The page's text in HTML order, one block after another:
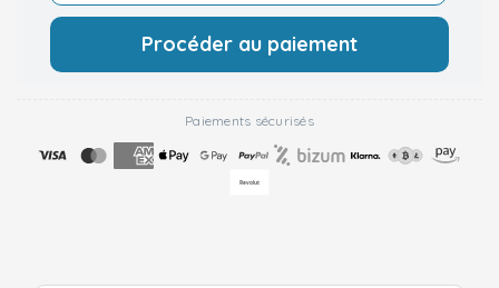
Procéder au paiement
Paiements sécurisés